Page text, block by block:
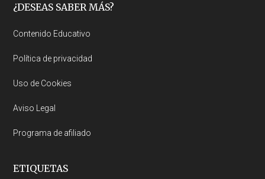
Footer
¿DESEAS SABER MÁS?
Contenido Educativo
Política de privacidad
Uso de Cookies
Aviso Legal
Programa de afiliado
ETIQUETAS